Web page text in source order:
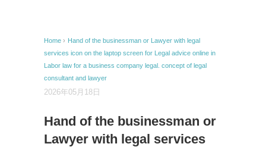
Home › Hand of the businessman or Lawyer with legal
services icon on the laptop screen for Legal advice online in
Labor law for a business company legal. concept of legal
consultant and lawyer
2026年05月18日
Hand of the businessman or
Lawyer with legal services